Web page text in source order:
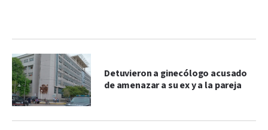
Detuvieron a ginecólogo acusado
de amenazar a su ex y a la pareja